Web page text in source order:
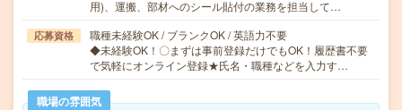
用)、運搬、部材へのシール貼付の業務を担当して…
応募資格
職種未経験OK / ブランクOK / 英語力不要
◆未経験OK！〇まずは事前登録だけでもOK！履歴書不要
で気軽にオンライン登録★氏名・職種などを入力す…
職場の雰囲気